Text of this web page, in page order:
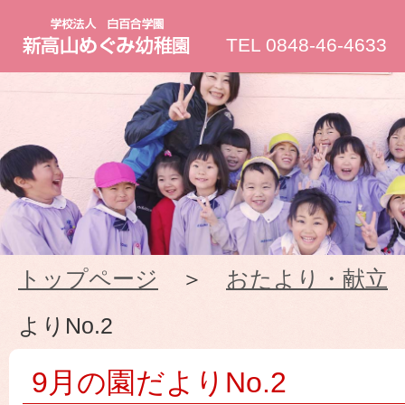
新
高
山
め
ぐ
み
幼
TEL 0848-46-4633
トップページ ＞ おたより・献立
よりNo.2
9月の園だよりNo.2